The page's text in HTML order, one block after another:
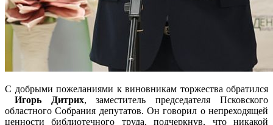
С добрыми пожеланиями к виновникам торжества обратился
Игорь Дитрих, заместитель председателя Псковского
областного Собрания депутатов. Он говорил о непреходящей
ценности библиотечного труда, подчеркнув, что никакой